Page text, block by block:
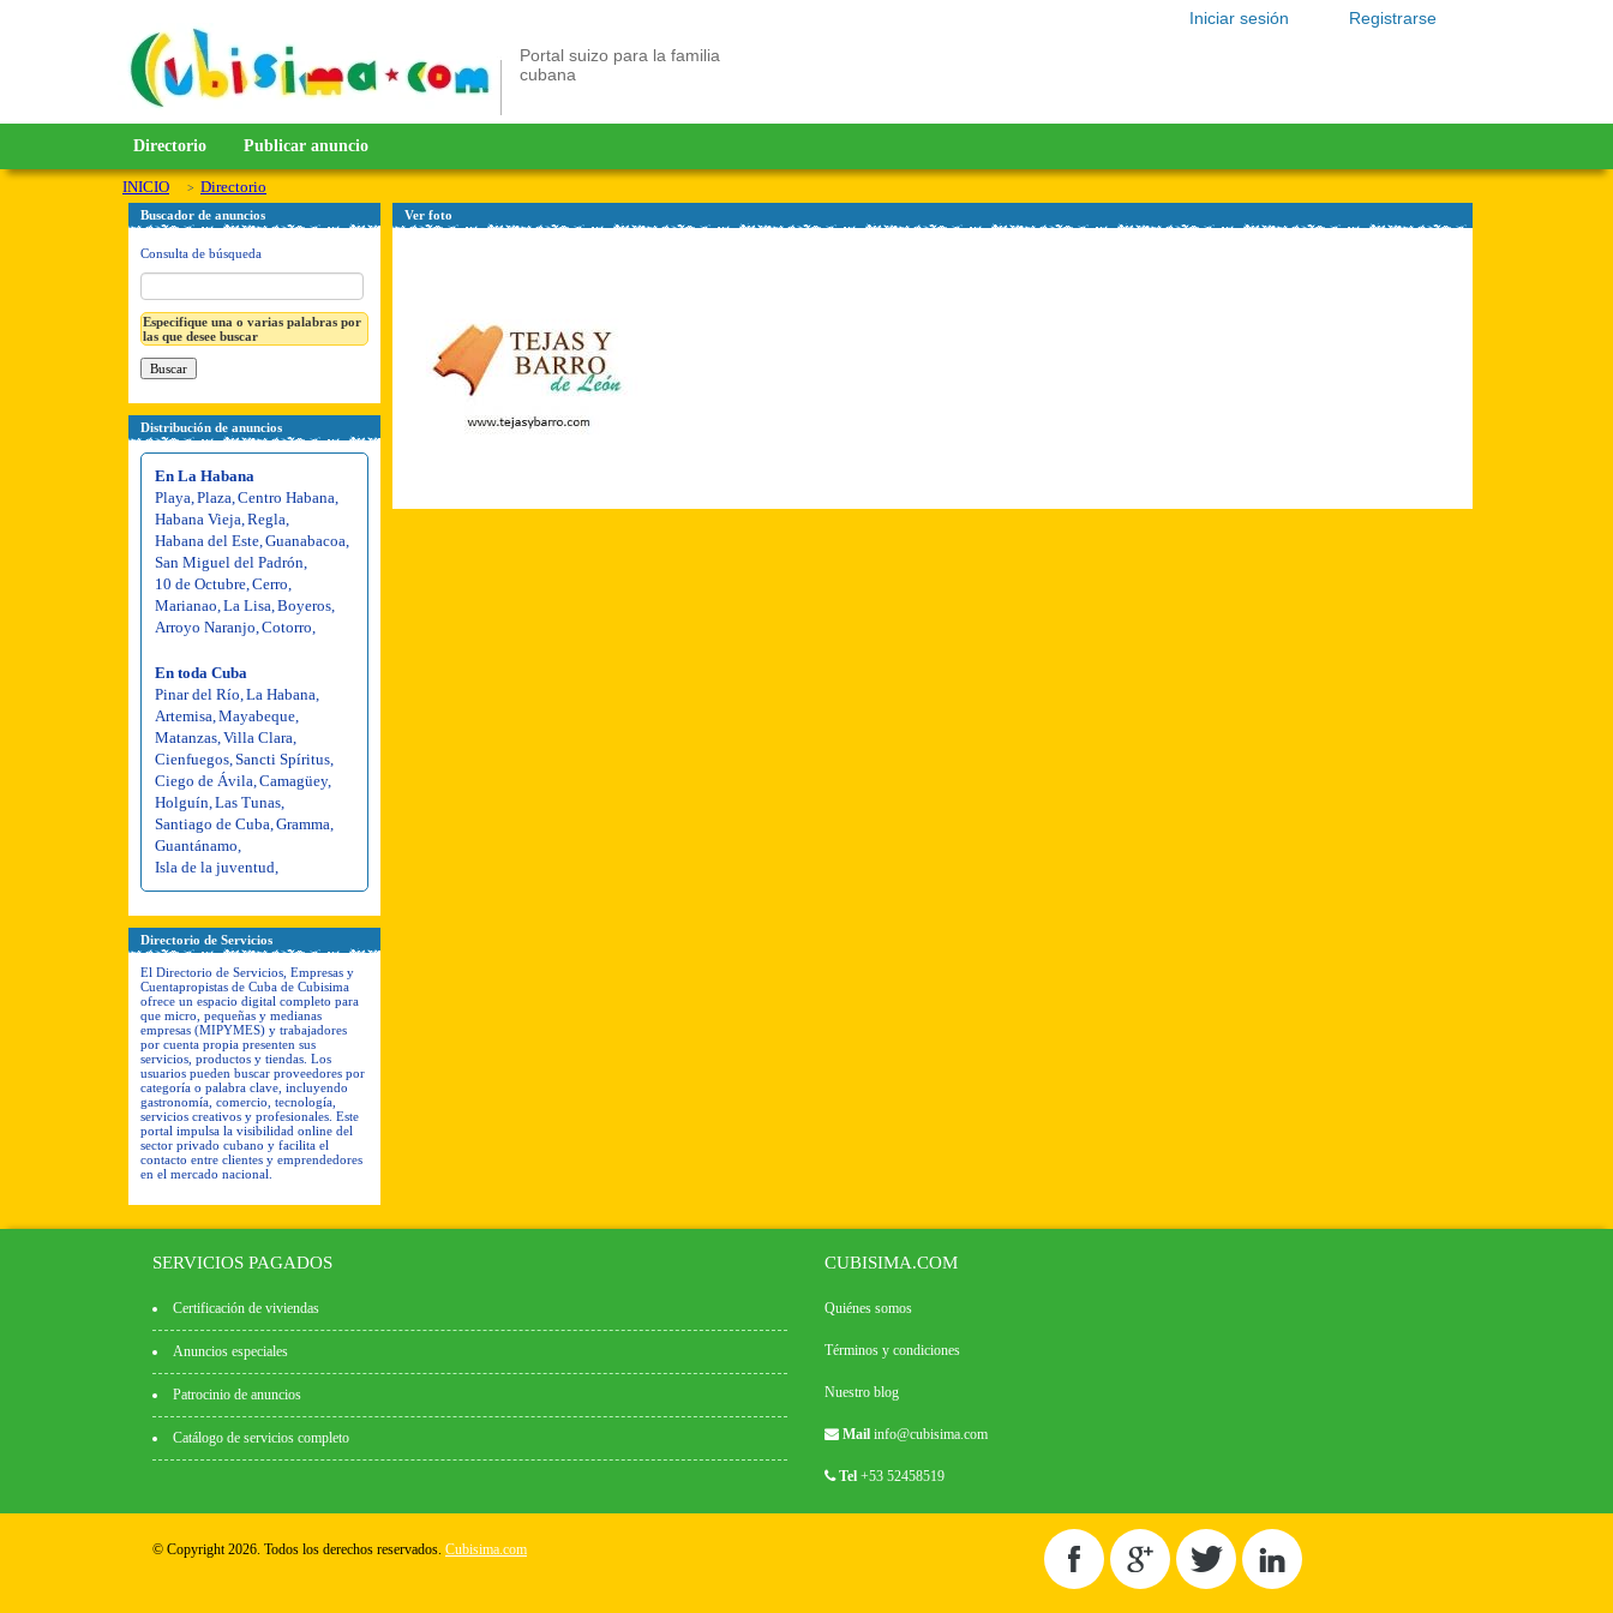
Registrarse
Iniciar sesión
Portal suizo para la familia
cubana
Directorio Publicar anuncio
INICIO Directorio
Buscador de anuncios
Consulta de búsqueda
Especifique una o varias palabras por
las que desee buscar
Distribución de anuncios
En La Habana
Playa Plaza Centro Habana
Habana Vieja Regla
Habana del Este Guanabacoa
San Miguel del Padrón
10 de Octubre Cerro
Marianao La Lisa Boyeros
Arroyo Naranjo Cotorro
En toda Cuba
Pinar del Río La Habana
Artemisa Mayabeque
Matanzas Villa Clara
Cienfuegos Sancti Spíritus
Ciego de Ávila Camagüey,
Holguín Las Tunas
Santiago de Cuba Gramma
Guantánamo
Isla de la juventud
Directorio de Servicios
El Directorio de Servicios, Empresas y
Cuentapropistas de Cuba de Cubisima
ofrece un espacio digital completo para
que micro, pequeñas y medianas
empresas (MIPYMES) y trabajadores
por cuenta propia presenten sus
servicios, productos y tiendas. Los
usuarios pueden buscar proveedores por
categoría o palabra clave, incluyendo
gastronomía, comercio, tecnología,
servicios creativos y profesionales. Este
portal impulsa la visibilidad online del
sector privado cubano y facilita el
contacto entre clientes y emprendedores
en el mercado nacional.
Ver foto
SERVICIOS PAGADOS
Certificación de viviendas
Anuncios especiales
Patrocinio de anuncios
Catálogo de servicios completo
CUBISIMA.COM
Quiénes somos
Términos y condiciones
Nuestro blog
Mail info@cubisima.com
Tel +53 52458519
© Copyright 2026. Todos los derechos reservados. Cubisima.com